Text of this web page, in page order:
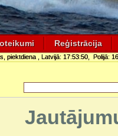
Reģistrācija
piektdiena , Latvijā: 17:53:50, Polijā: